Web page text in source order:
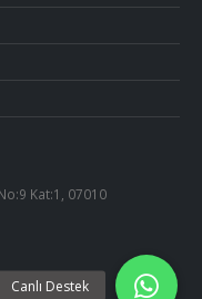
Kat:1, 07010